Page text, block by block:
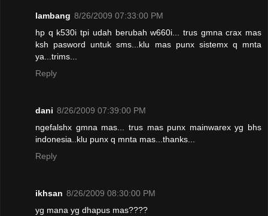
lambang 8/26/2009 07:33:00 PM
hp q k530i tpi udah berubah w660i... trus gmna crax mas
ksh pasword untuk sms...klu mas punx sistemx q mnta
ya...trims...
Reply
dani 8/26/2009 07:39:00 PM
ngefalshx gmna mas... trus mas punx mainwarex yg bhs
indonesia..klu punx q mnta mas...thanks...
Reply
ikhsan 8/26/2009 08:30:00 PM
yg mana yg dhapus mas????